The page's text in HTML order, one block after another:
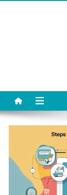
completas e
como